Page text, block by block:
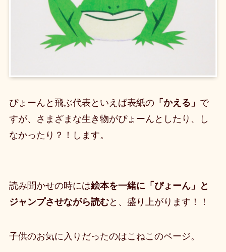
ぴょーんと飛ぶ代表といえば表紙の「かえる」 で
すが、
さまざまな生き物がぴょーんとしたり、し
なかったり？！します。
読み聞かせの時には絵本を一緒に「ぴょーん」と
ジャンプさせながら読むと、盛り上がります！！
子供のお気に入りだったのはこねこのページ。